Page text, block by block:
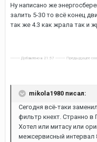
Ну написано же
залить 5-30 то всё конец
так же 4.3 как жрала так и
---------- Добавлено в 21:57 ---------- Предыдущее
mikola1980 писал:
Сегодня всё-таки
фильтр кнехт. Странно в
Хотел или митасу или
межсервисный интервал